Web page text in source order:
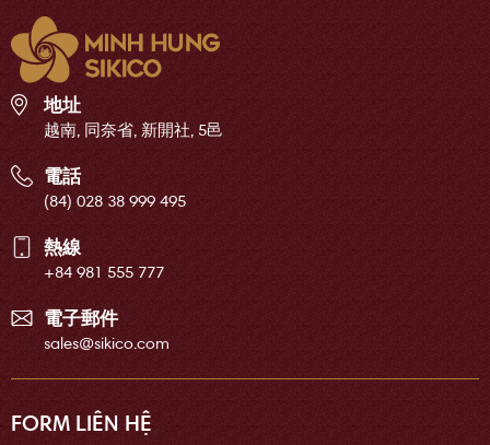
地址
越南, 同奈省, 新開社, 5邑
電話
(84) 028 38 999 495
熱線
+84 981 555 777
電子郵件
sales@sikico.com
FORM LIÊN HỆ